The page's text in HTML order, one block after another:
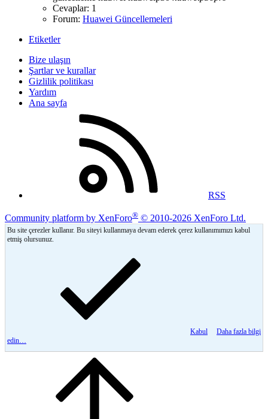
Cevaplar: 1
Forum: Huawei Güncellemeleri
Etiketler
Bize ulaşın
Şartlar ve kurallar
Gizlilik politikası
Yardım
Ana sayfa
RSS
Community platform by XenForo® © 2010-2026 XenForo Ltd.
Bu site çerezler kullanır. Bu siteyi kullanmaya devam ederek çerez kullanımımızı kabul
etmiş olursunuz.
Kabul
Daha fazla bilgi
edin…